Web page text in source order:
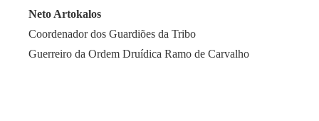
Neto Artokalos
Coordenador dos Guardiões da Tribo
Guerreiro da Ordem Druídica Ramo de Carvalho